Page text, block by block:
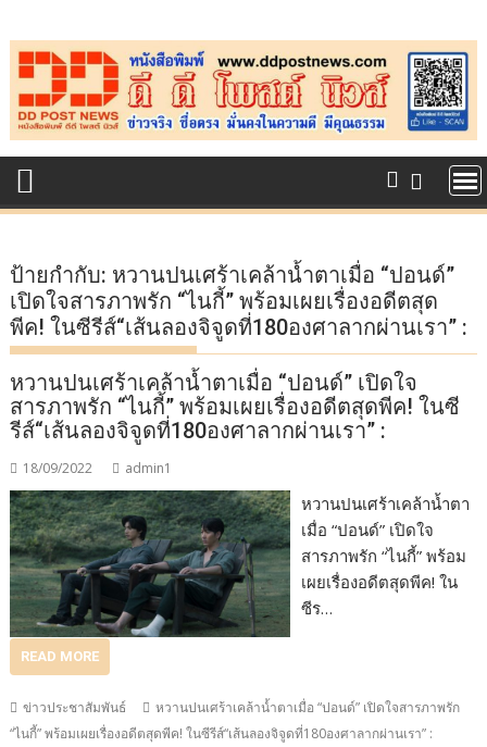
to
content
ป้ายกำกับ: หวานปนเศร้าเคล้าน้ำตาเมื่อ “ปอนด์”
เปิดใจสารภาพรัก “ไนกี้” พร้อมเผยเรื่องอดีตสุด
พีค! ในซีรีส์“เส้นลองจิจูดที่180องศาลากผ่านเรา” :
หวานปนเศร้าเคล้าน้ำตาเมื่อ “ปอนด์” เปิดใจ
สารภาพรัก “ไนกี้” พร้อมเผยเรื่องอดีตสุดพีค! ในซี
รีส์“เส้นลองจิจูดที่180องศาลากผ่านเรา” :
18/09/2022 admin1
หวานปนเศร้าเคล้าน้ำตา
เมื่อ “ปอนด์” เปิดใจ
สารภาพรัก “ไนกี้” พร้อม
เผยเรื่องอดีตสุดพีค! ใน
ซีร…
READ MORE
ข่าวประชาสัมพันธ์
หวานปนเศร้าเคล้าน้ำตาเมื่อ “ปอนด์” เปิดใจสารภาพรัก
“ไนกี้” พร้อมเผยเรื่องอดีตสุดพีค! ในซีรีส์“เส้นลองจิจูดที่180องศาลากผ่านเรา” :